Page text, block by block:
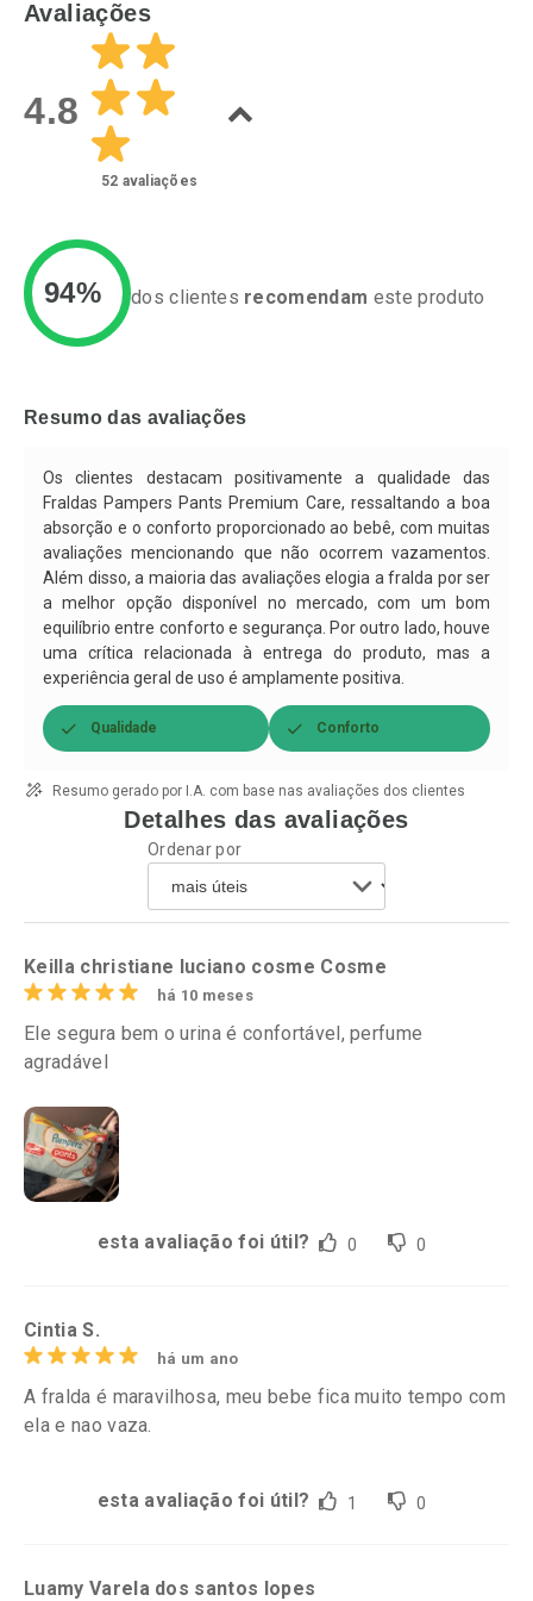
Laboratório
Por R$ 37,25/cada
Por Menos
Comprar sem Desconto
Por R$ 37,25/cada
Por R$ 24,29/cada
Avaliações
4.8
52 avaliações
94% dos clientes recomendam este produto
Resumo das avaliações
Os clientes destacam positivamente a qualidade das
Fraldas Pampers Pants Premium Care, ressaltando a boa
absorção e o conforto proporcionado ao bebê, com muitas
avaliações mencionando que não ocorrem vazamentos.
Além disso, a maioria das avaliações elogia a fralda por ser
a melhor opção disponível no mercado, com um bom
equilíbrio entre conforto e segurança. Por outro lado, houve
uma crítica relacionada à entrega do produto, mas a
experiência geral de uso é amplamente positiva.
Qualidade Conforto
Resumo gerado por I.A. com base nas avaliações dos clientes
Detalhes das avaliações
Ordenar por
Keilla christiane luciano cosme Cosme
há 10 meses
Ele segura bem o urina é confortável, perfume
agradável
esta avaliação foi útil? 0 0
Cintia S.
há um ano
A fralda é maravilhosa, meu bebe fica muito tempo com
ela e nao vaza.
esta avaliação foi útil? 1 0
Luamy Varela dos santos lopes